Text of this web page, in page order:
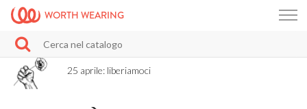
WORTH WEARING
25 aprile: liberiamoci